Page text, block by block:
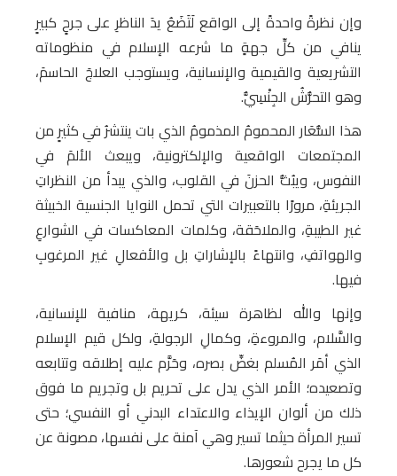
وإن نظرةً واحدةً إلى الواقع لَتَضَعُ يدَ الناظرِ على جرحٍ كبيرٍ
ينافي من كلِّ جهةٍ ما شرعه الإسلام في منظوماته
التشريعية والقيمية والإنسانية، ويستوجب العلاجَ الحاسمَ،
وهو التحرُّشُ الجِنْسِيُّ.
هذا السُّعَار المحمومُ المذمومُ الذي بات ينتشرُ في كثيرٍ من
المجتمعات الواقعية والإلكترونية، ويبعث الألمَ في
النفوس، ويبُثُّ الحزنَ في القلوب، والذي يبدأ من النظراتِ
الجريئةِ، مرورًا بالتعبيرات التي تحمل النوايا الجنسية الخبيثة
غير الطيبةِ، والملاحَقة، وكلمات المعاكسات في الشوارعِ
والهواتفِ، وانتهاءً بالإشاراتِ بل والأفعالِ غير المرغوبِ
فيها.
وإنها والله لظاهرة سيئة، كريهة، منافية للإنسانية،
والسَّلام، والمروءةِ، وكمالِ الرجولةِ، ولكل قيم الإسلام
الذي أمَر المُسلم بغضِّ بصره، وحَرَّم عليه إطلاقه وتتابعه
وتصعيده؛ الأمر الذي يدل على تحريم بل وتجريم ما فوق
ذلك من ألوان الإيذاء والاعتداء البدني أو النفسي؛ حتى
تسير المرأة حيثما تسير وهي آمنة على نفسها، مصونة عن
كل ما يجرح شعورها.